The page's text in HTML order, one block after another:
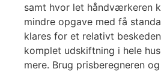
samt hvor let håndværkeren
mindre opgave med få
klares for et relativt
komplet udskiftning i hele
mere. Brug prisberegneren